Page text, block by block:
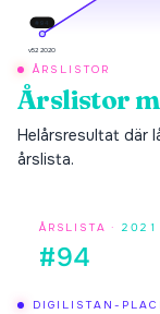
# 94
v52 2020
ÅRSLISTOR
Årslistor
Helårsresultat där
årslista.
ÅRSLISTA · 2021
#94
DIGILISTAN-